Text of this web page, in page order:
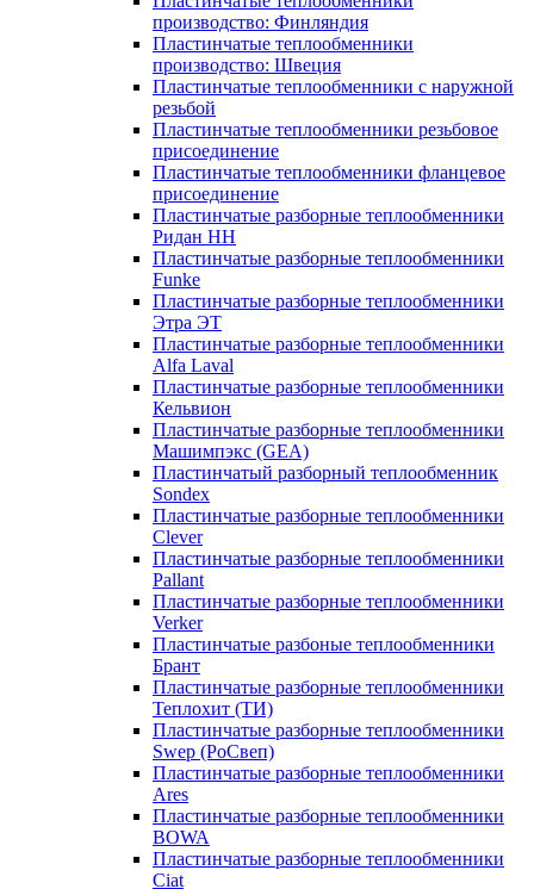
производство: Финляндия
Пластинчатые теплообменники
производство: Швеция
Пластинчатые теплообменники с наружной
резьбой
Пластинчатые теплообменники резьбовое
присоединение
Пластинчатые теплообменники фланцевое
присоединение
Пластинчатые разборные теплообменники
Ридан НН
Пластинчатые разборные теплообменники
Funke
Пластинчатые разборные теплообменники
Этра ЭТ
Пластинчатые разборные теплообменники
Alfa Laval
Пластинчатые разборные теплообменники
Кельвион
Пластинчатые разборные теплообменники
Машимпэкс (GEA)
Пластинчатый разборный теплообменник
Sondex
Пластинчатые разборные теплообменники
Clever
Пластинчатые разборные теплообменники
Pallant
Пластинчатые разборные теплообменники
Verker
Пластинчатые разбоные теплообменники
Брант
Пластинчатые разборные теплообменники
Теплохит (ТИ)
Пластинчатые разборные теплообменники
Swep (РоСвеп)
Пластинчатые разборные теплообменники
Ares
Пластинчатые разборные теплообменники
BOWA
Пластинчатые разборные теплообменники
Ciat